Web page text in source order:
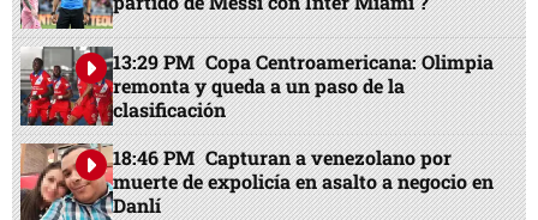
13:29 PM Copa Centroamericana: Olimpia
remonta y queda a un paso de la
clasificación
18:46 PM Capturan a venezolano por
muerte de expolicía en asalto a negocio en
Danlí